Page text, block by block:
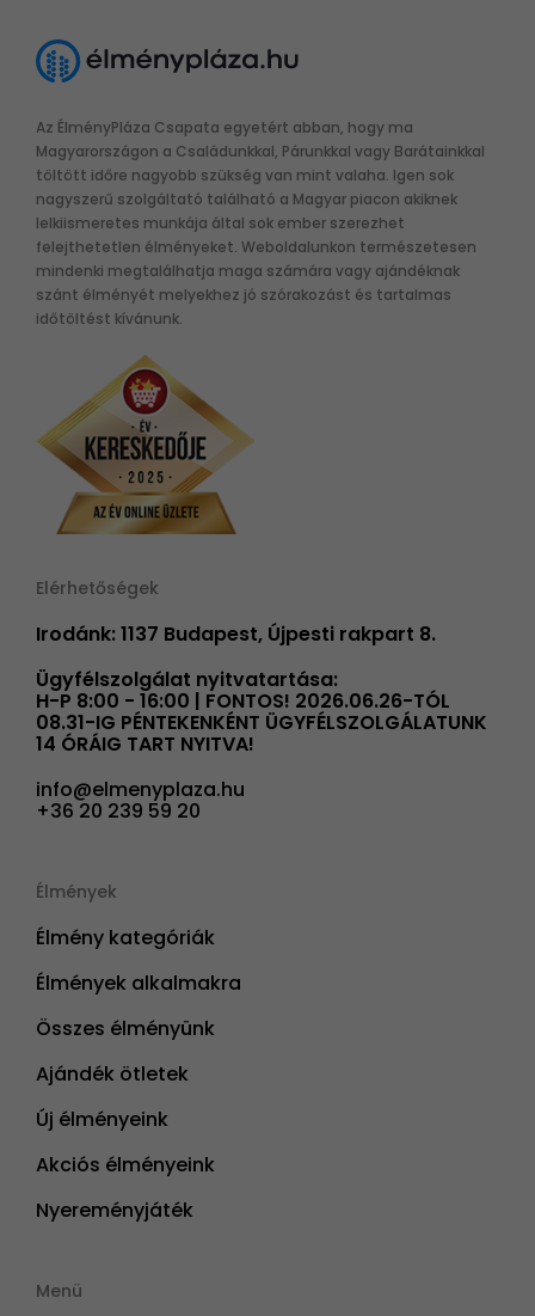
Az ÉlményPláza Csapata egyetért abban, hogy ma
Magyarországon a Családunkkal, Párunkkal vagy Barátainkkal
töltött időre nagyobb szükség van mint valaha. Igen sok
nagyszerű szolgáltató található a Magyar piacon akiknek
lelkiismeretes munkája által sok ember szerezhet
felejthetetlen élményeket. Weboldalunkon természetesen
mindenki megtalálhatja maga számára vagy ajándéknak
szánt élményét melyekhez jó szórakozást és tartalmas
időtöltést kívánunk.
Elérhetőségek
Irodánk: 1137 Budapest, Újpesti rakpart 8.
Ügyfélszolgálat nyitvatartása:
H-P 8:00 - 16:00 | FONTOS! 2026.06.26-TÓL
08.31-IG PÉNTEKENKÉNT ÜGYFÉLSZOLGÁLATUNK
14 ÓRÁIG TART NYITVA!
info@elmenyplaza.hu
+36 20 239 59 20
Élmények
Élmény kategóriák
Élmények alkalmakra
Összes élményünk
Ajándék ötletek
Új élményeink
Akciós élményeink
Nyereményjáték
Menü